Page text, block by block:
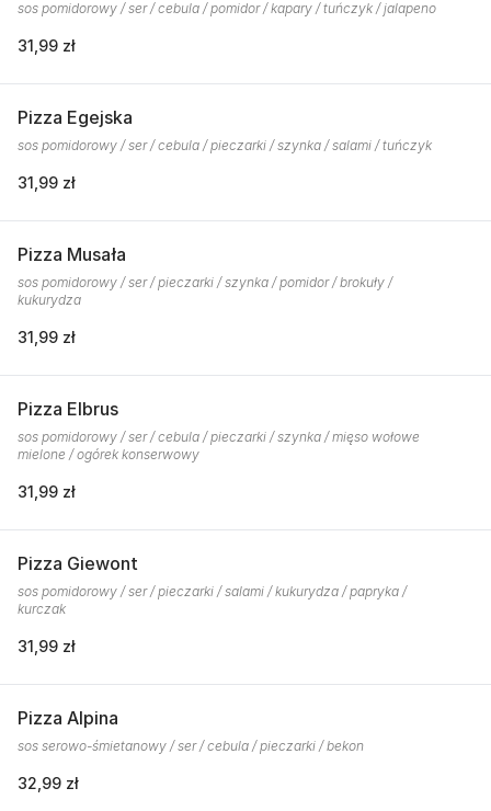
sos pomidorowy / ser / cebula / pomidor / kapary / tuńczyk / jalapeno
31,99 zł
Pizza Egejska
sos pomidorowy / ser / cebula / pieczarki / szynka / salami / tuńczyk
31,99 zł
Pizza Musała
sos pomidorowy / ser / pieczarki / szynka / pomidor / brokuły /
kukurydza
31,99 zł
Pizza Elbrus
sos pomidorowy / ser / cebula / pieczarki / szynka / mięso wołowe
mielone / ogórek konserwowy
31,99 zł
Pizza Giewont
sos pomidorowy / ser / pieczarki / salami / kukurydza / papryka /
kurczak
31,99 zł
Pizza Alpina
sos serowo-śmietanowy / ser / cebula / pieczarki / bekon
32,99 zł